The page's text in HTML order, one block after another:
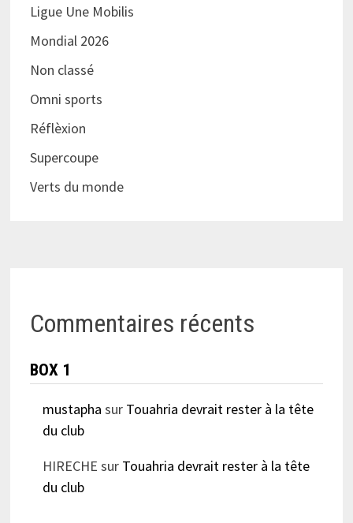
Ligue Une Mobilis
Mondial 2026
Non classé
Omni sports
Réflèxion
Supercoupe
Verts du monde
Commentaires récents
BOX 1
mustapha sur Touahria devrait rester à la tête
du club
HIRECHE sur Touahria devrait rester à la tête
du club